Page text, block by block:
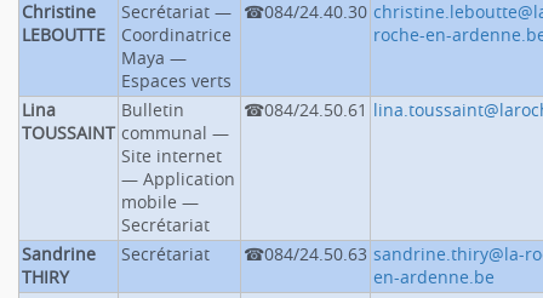
Christine
LEBOUTTE
Secrétariat —
Coordinatrice
Maya —
Espaces verts
084/24.40.30
roche-en-
Lina
TOUSSAINT
Bulletin
communal —
Site internet
— Application
mobile —
Secrétariat
084/24.50.61
Sandrine
THIRY
Secrétariat 084/24.50.63 sandrine.thiry@la-
en-ardenne.be